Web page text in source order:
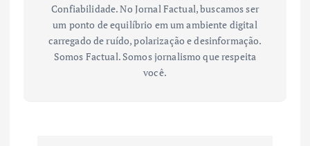
Confiabilidade. No Jornal Factual, buscamos ser
um ponto de equilíbrio em um ambiente digital
carregado de ruído, polarização e desinformação.
Somos Factual. Somos jornalismo que respeita
você.